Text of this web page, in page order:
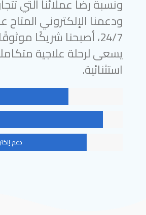
ودعمنا الإلكتروني المتاح
24/7، أصبحنا شريكًا
يسعى لرحلة علاجية
استثنائية.
دعم